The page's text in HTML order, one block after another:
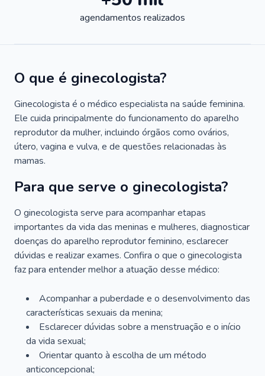
agendamentos realizados
O que é ginecologista?
Ginecologista é o médico especialista na saúde feminina.
Ele cuida principalmente do funcionamento do aparelho
reprodutor da mulher, incluindo órgãos como ovários,
útero, vagina e vulva, e de questões relacionadas às
mamas.
Para que serve o ginecologista?
O ginecologista serve para acompanhar etapas
importantes da vida das meninas e mulheres, diagnosticar
doenças do aparelho reprodutor feminino, esclarecer
dúvidas e realizar exames. Confira o que o ginecologista
faz para entender melhor a atuação desse médico:
Acompanhar a puberdade e o desenvolvimento das
características sexuais da menina;
Esclarecer dúvidas sobre a menstruação e o início
da vida sexual;
Orientar quanto à escolha de um método
anticoncepcional;